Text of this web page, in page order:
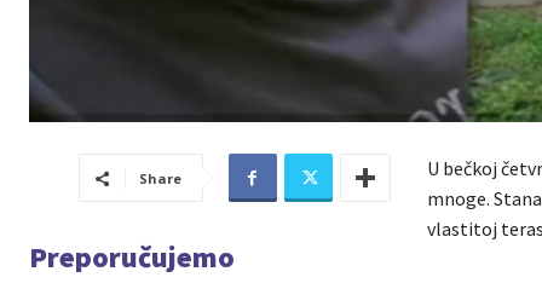
Share
Preporučujemo
U bečkoj
mnoge.
vlastitoj